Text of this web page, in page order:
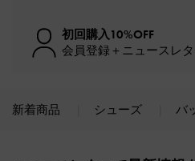
初回購入10%OFF
会員登録＋ニュースレ
新着商品 シューズ バ